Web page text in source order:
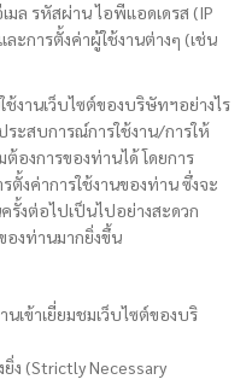
มล รหัสผ่าน ไอพีแอดเดรส (IP
ะการตั้งค่าผู้ใช้งานต่างๆ (เช่น
นเว็บไซต์ของบริษัทฯอย่างไร
สบการณ์การใช้งาน/การให้
องการของท่านได้ โดยการ
งค่าการใช้งานของท่าน ซึ่งจะ
รั้งต่อไปเป็นไปอย่างสะดวก
องท่านมากยิ่งขึ้น
ข้าเยี่ยมชมเว็บไซต์ของบริ
(Strictly Necessary